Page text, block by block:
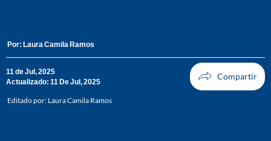
Por: Laura Camila Ramos
11 de Jul, 2025
Actualizado: 11 De Jul, 2025
Editado por: Laura Camila Ramos